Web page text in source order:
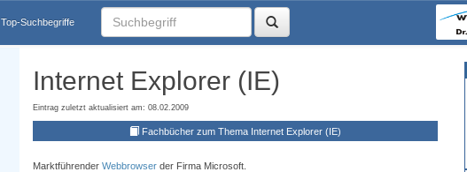
Top-Suchbegriffe
Internet Explorer (IE)
Eintrag zuletzt aktualisiert am: 08.02.2009
Fachbücher zum Thema Internet Explorer (IE)
Marktführender Webbrowserder Firma Microsoft.